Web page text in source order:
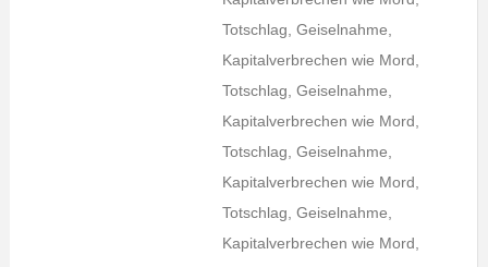
Totschlag, Geiselnahme,
Kapitalverbrechen wie Mord,
Totschlag, Geiselnahme,
Kapitalverbrechen wie Mord,
Totschlag, Geiselnahme,
Kapitalverbrechen wie Mord,
Totschlag, Geiselnahme,
Kapitalverbrechen wie Mord,